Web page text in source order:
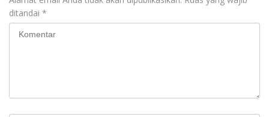
ditandai *